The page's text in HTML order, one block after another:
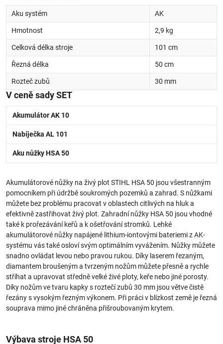
Aku systém AK
Hmotnost 2,9 kg
Celková délka stroje 101 cm
Řezná délka 50 cm
Rozteč zubů 30 mm
V ceně sady SET
Akumulátor AK 10
Nabíječka AL 101
Aku nůžky HSA 50
Akumulátorové nůžky na živý plot STIHL HSA 50 jsou všestranným
pomocníkem při údržbě soukromých pozemků a zahrad. S nůžkami
můžete bez problému pracovat v oblastech citlivých na hluk a
efektivně zastřihovat živý plot. Zahradní nůžky HSA 50 jsou vhodné
také k prořezávání keřů a k ošetřování stromků. Lehké
akumulátorové nůžky napájené lithium-iontovými bateriemi z AK-
systému vás také osloví svým optimálním vyvážením. Nůžky můžete
snadno ovládat levou nebo pravou rukou. Díky laserem řezaným,
diamantem broušeným a tvrzeným nožům můžete přesně a rychle
stříhat a upravovat středně velké živé ploty, keře nebo jiné porosty.
Díky nožům ve tvaru kapky s roztečí zubů 30 mm jsou větve čistě
řezány s vysokým řezným výkonem. Při práci v blízkost země je řezná
souprava mimo jiné chráněna přišroubovaným krytem.
Výbava stroje HSA 50